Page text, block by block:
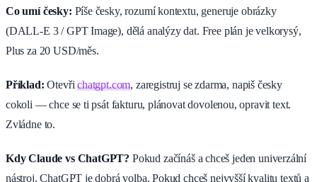
Co umí česky: Píše česky, rozumí kontextu, generuje obrázky
(DALL-E 3 / GPT Image), dělá analýzy dat. Free plán je velkorysý,
Plus za 20 USD/měs.
Příklad: Otevřichatgpt.com, zaregistruj se zdarma, napiš česky
cokoli — chce se ti psát fakturu, plánovat dovolenou, opravit text.
Zvládne to.
Kdy Claude vs ChatGPT? Pokud začínáš a chceš jeden univerzální
nástroj, ChatGPT je dobrá volba. Pokud chceš nejvyšší kvalitu textů a